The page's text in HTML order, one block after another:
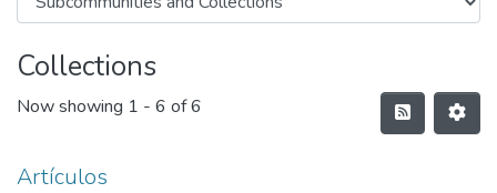
Collections
Now showing 1 - 6 of 6
Artículos